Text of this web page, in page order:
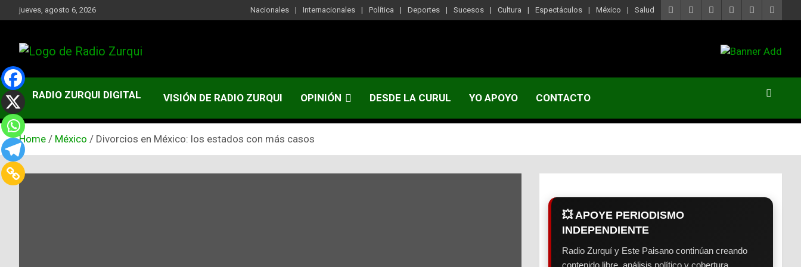
to
jueves, agosto 6, 2026 Nacionales Internacionales Política Deportes Sucesos Cultura Espectáculos México Salud
Radio Zurqui
Un Faro Para La Democracia
RADIO ZURQUI DIGITAL VISIÓN DE RADIO ZURQUI OPINIÓN DESDE LA CURUL YO APOYO CONTACTO
Home México Divorcios en México: los estados con más casos
💥 APOYE PERIODISMO
INDEPENDIENTE
Radio Zurquí y Este Paisano continúan creando
contenido libre, análisis político y cobertura